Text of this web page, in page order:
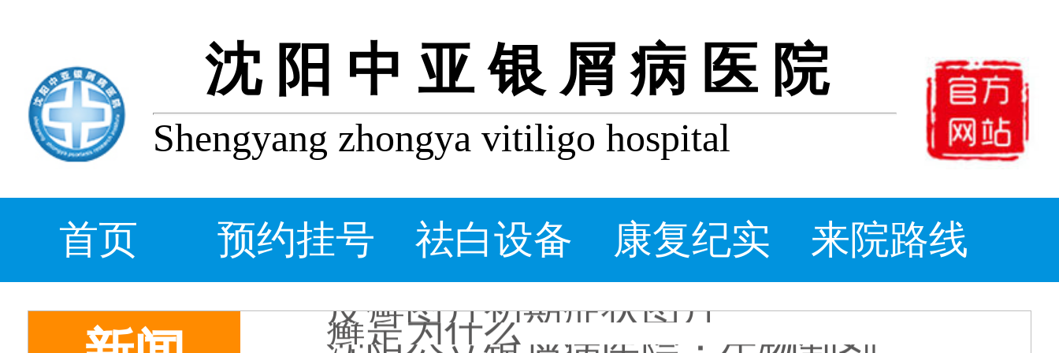
沈阳中亚银屑病医院
Shengyang zhongya vitiligo hospital
首页 预约挂号 祛白设备 康复纪实 来院路线
牛皮皮癣会自己好吗_牛皮癣
什么程度的银屑病要打生物制
牛皮癣患者能吃桃子吗_牛皮
牛皮癣掉皮屑掉得多怎么办_
牛皮皮癣偏方-花椒和醋能治
沈阳银屑病炎症能吃什么消炎
皮癣图片初期症状图片
癣是为什么
沈阳公立银屑病医院：生物制剂